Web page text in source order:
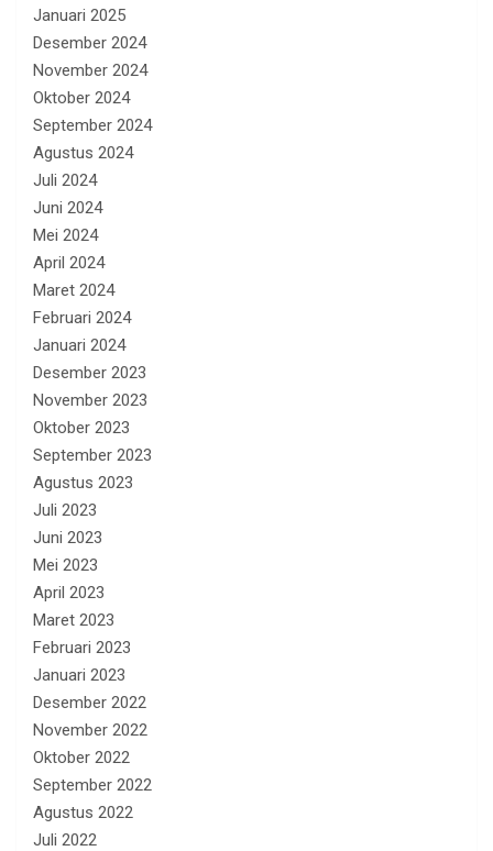
Januari 2025
Desember 2024
November 2024
Oktober 2024
September 2024
Agustus 2024
Juli 2024
Juni 2024
Mei 2024
April 2024
Maret 2024
Februari 2024
Januari 2024
Desember 2023
November 2023
Oktober 2023
September 2023
Agustus 2023
Juli 2023
Juni 2023
Mei 2023
April 2023
Maret 2023
Februari 2023
Januari 2023
Desember 2022
November 2022
Oktober 2022
September 2022
Agustus 2022
Juli 2022